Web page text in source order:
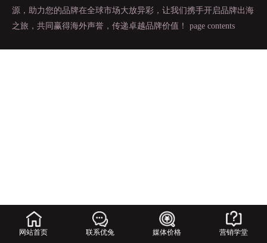
源，助力您的品牌在全球市场大放异彩，让我们携手开启品牌出海
之旅，共同赢得海外声誉，传递卓越品牌价值！ page contents
网站首页 联系优兔 媒体价格 营销学堂